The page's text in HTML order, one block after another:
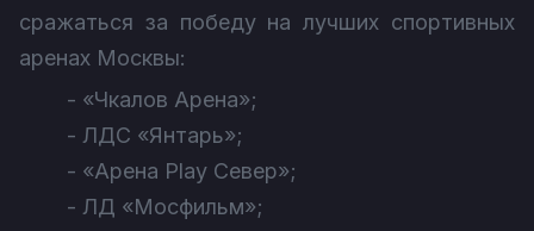
сражаться за победу на лучших спортивных
аренах Москвы:
- «Чкалов Арена»;
- ЛДС «Янтарь»;
- «Арена Play Север»;
- ЛД «Мосфильм»;